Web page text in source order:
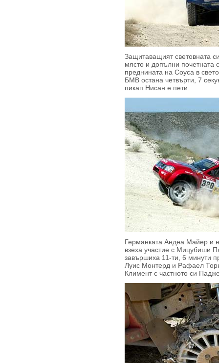
Защитаващият световната
място и допълни почетната
преднината на Соуса в
БМВ остана четвърти, 7
пикап Нисан е пети.
Германката Андеа Майер и
взеха участие с Мицубиши
завършиха 11-ти, 6 минути
Луис Монтерд и Рафаел
Климент с частното си